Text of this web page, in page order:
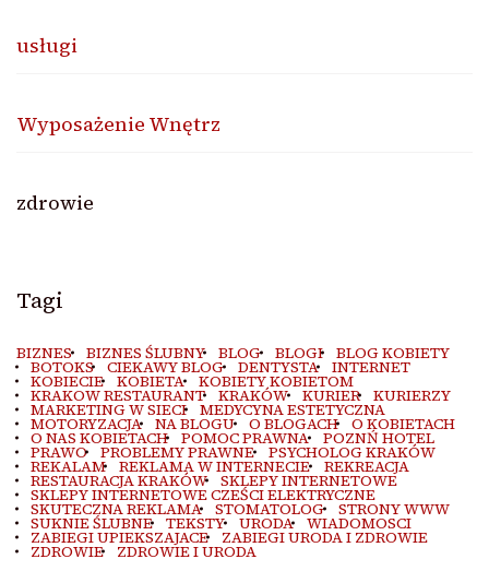
usługi
Wyposażenie Wnętrz
zdrowie
Tagi
BIZNES BIZNES ŚLUBNY BLOG BLOGI BLOG KOBIETY
BOTOKS CIEKAWY BLOG DENTYSTA INTERNET
KOBIECIE KOBIETA KOBIETY KOBIETOM
KRAKOW RESTAURANT KRAKÓW KURIER KURIERZY
MARKETING W SIECI MEDYCYNA ESTETYCZNA
MOTORYZACJA NA BLOGU O BLOGACH O KOBIETACH
O NAS KOBIETACH POMOC PRAWNA POZNŃ HOTEL
PRAWO PROBLEMY PRAWNE PSYCHOLOG KRAKÓW
REKALAM REKLAMA W INTERNECIE REKREACJA
RESTAURACJA KRAKÓW SKLEPY INTERNETOWE
SKLEPY INTERNETOWE CZEŚCI ELEKTRYCZNE
SKUTECZNA REKLAMA STOMATOLOG STRONY WWW
SUKNIE ŚLUBNE TEKSTY URODA WIADOMOSCI
ZABIEGI UPIEKSZAJACE ZABIEGI URODA I ZDROWIE
ZDROWIE ZDROWIE I URODA